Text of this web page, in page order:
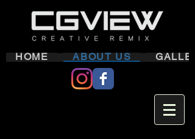
HOME ABOUT US